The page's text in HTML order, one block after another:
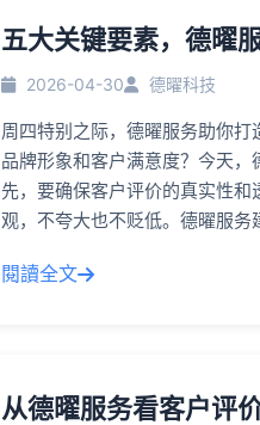
五大关键要素，德曜
2026-04-30 德曜科技
周四特别之际，德曜服务助你
品牌形象和客户满意度？今天
先，要确保客户评价的真实性
观，不夸大也不贬低。德曜服
閱讀全文
从德曜服务看客户评